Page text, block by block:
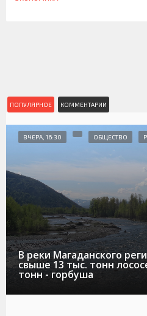
ПОПУЛЯРНОЕ КОММЕНТАРИИ
В реки Магаданского
свыше 13 тыс. тонн
тонн - горбуша
ВЧЕРА, 16:30 ОБЩЕСТВО